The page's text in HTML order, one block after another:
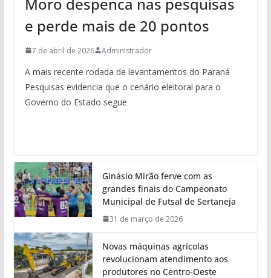
e perde mais de 20 pontos
7 de abril de 2026 Administrador
A mais recente rodada de levantamentos do Paraná
Pesquisas evidencia que o cenário eleitoral para o
Governo do Estado segue
Ginásio Mirão ferve com as
grandes finais do Campeonato
Municipal de Futsal de Sertaneja
31 de março de 2026
Novas máquinas agrícolas
revolucionam atendimento aos
produtores no Centro-Oeste